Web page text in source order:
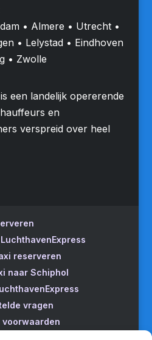
• Almere • Utrecht •
• Lelystad • Eindhoven
• Zwolle
een landelijk opererende
en
verspreid over heel
reserveren
naar Schiphol
vragen
voorwaarden